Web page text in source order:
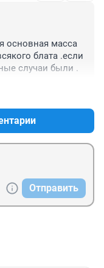
основная масса
блата .если
случаи были .
Отправить